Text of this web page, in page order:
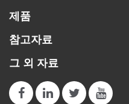
제품
참고자료
그 외 자료